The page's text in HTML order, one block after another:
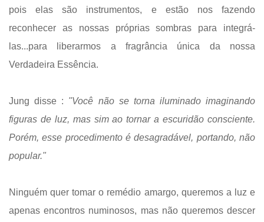
pois elas são instrumentos, e estão nos fazendo
reconhecer as nossas próprias sombras para integrá-
las...para liberarmos a fragrância única da nossa
Verdadeira Essência.
Jung disse : "Você não se torna iluminado imaginando
figuras de luz, mas sim ao tornar a escuridão consciente.
Porém, esse procedimento é desagradável, portando, não
popular."
Ninguém quer tomar o remédio amargo, queremos a luz e
apenas encontros numinosos, mas não queremos descer